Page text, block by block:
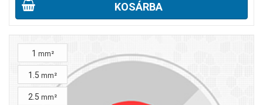
KOSÁRBA
1 mm²
1.5 mm²
2.5 mm²